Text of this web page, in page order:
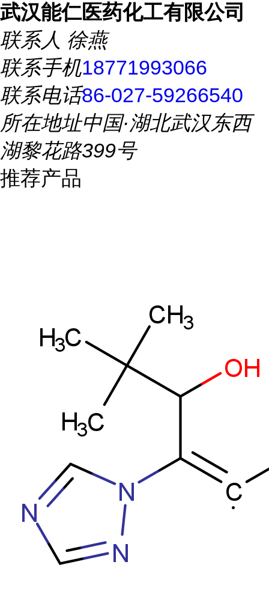
武汉能仁医药化工有限公司
联系人 徐燕
联系手机18771993066
联系电话86-027-59266540
所在地址中国·湖北武汉东西
湖黎花路399号
推荐产品